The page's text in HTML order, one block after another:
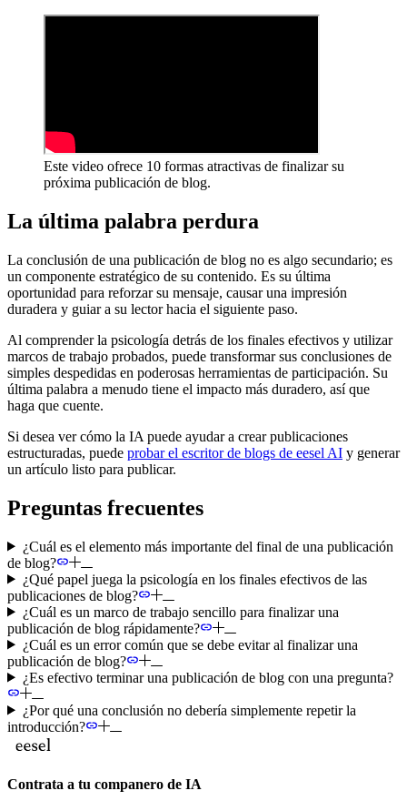
Este video ofrece 10 formas atractivas de finalizar su
próxima publicación de blog.
La última palabra perdura
La conclusión de una publicación de blog no es algo secundario; es
un componente estratégico de su contenido. Es su última
oportunidad para reforzar su mensaje, causar una impresión
duradera y guiar a su lector hacia el siguiente paso.
Al comprender la psicología detrás de los finales efectivos y utilizar
marcos de trabajo probados, puede transformar sus conclusiones de
simples despedidas en poderosas herramientas de participación. Su
última palabra a menudo tiene el impacto más duradero, así que
haga que cuente.
Si desea ver cómo la IA puede ayudar a crear publicaciones
estructuradas, puede probar el escritor de blogs de eesel AI y generar
un artículo listo para publicar.
Preguntas frecuentes
¿Cuál es el elemento más importante del final de una publicación
de blog?
¿Qué papel juega la psicología en los finales efectivos de las
publicaciones de blog?
¿Cuál es un marco de trabajo sencillo para finalizar una
publicación de blog rápidamente?
¿Cuál es un error común que se debe evitar al finalizar una
publicación de blog?
¿Es efectivo terminar una publicación de blog con una pregunta?
¿Por qué una conclusión no debería simplemente repetir la
introducción?
Contrata a tu companero de IA